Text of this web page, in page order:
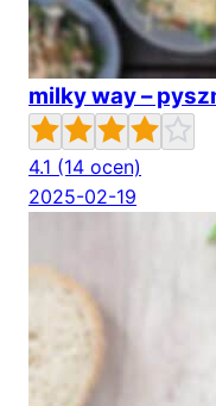
milky way –
4.1 (14 ocen)
2025-02-19